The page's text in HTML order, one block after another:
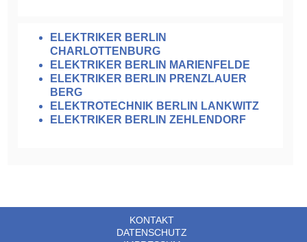
ELEKTRIKER BERLIN
CHARLOTTENBURG
ELEKTRIKER BERLIN MARIENFELDE
ELEKTRIKER BERLIN PRENZLAUER
BERG
ELEKTROTECHNIK BERLIN LANKWITZ
ELEKTRIKER BERLIN ZEHLENDORF
KONTAKT
DATENSCHUTZ